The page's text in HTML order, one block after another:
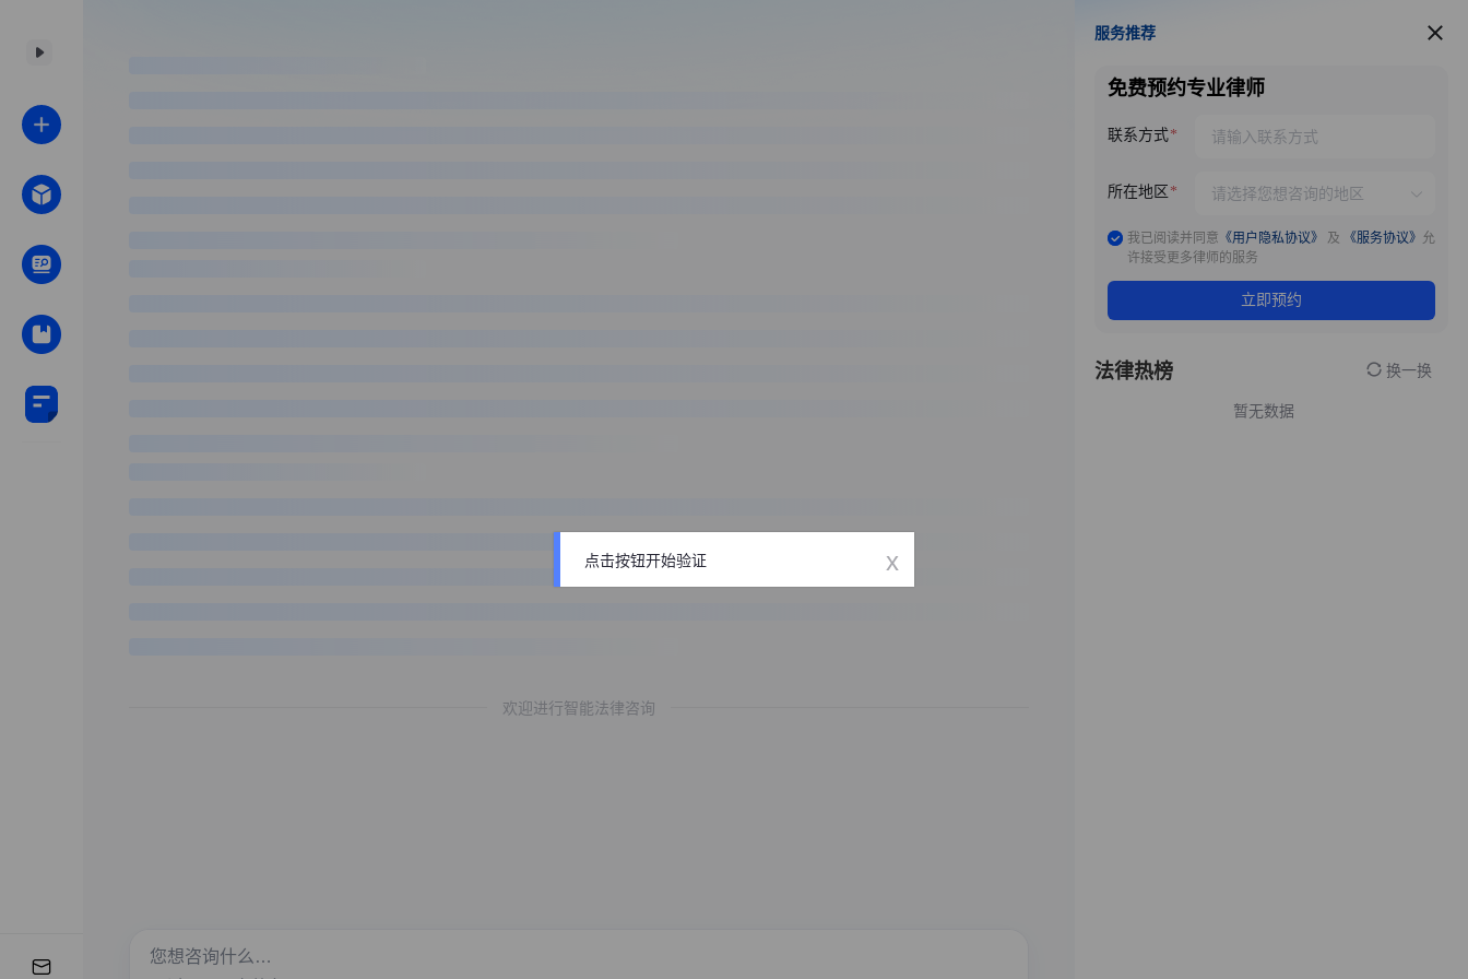
欢迎进行智能法律咨询
服务推荐
服务推荐
免费预约专业律师
联系方式
所在地区
我已阅读并同意 《用户隐私协议》 及 《服务协议》 允
许接受更多律师的服务
立即预约
法律热榜 换一换
暂无数据
点击按钮开始验证 x